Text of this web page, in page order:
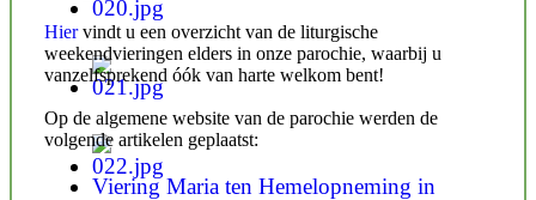
Hiervindt u een overzicht van de liturgische
weekendvieringen elders in onze parochie, waarbij u
vanzelfsprekend óók van harte welkom bent!
Op de algemene website van de parochie werden de
volgende artikelen geplaatst:
Viering Maria ten Hemelopneming in